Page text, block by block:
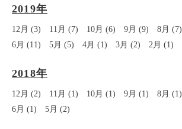
2019年
12月 (3) 11月 (7) 10月 (6) 9月 (9) 8月 (7)
6月 (11)
5月 (5) 4月 (1) 3月 (2) 2月 (1)
2018年
12月 (2) 11月 (1) 10月 (1) 9月 (1) 8月 (1)
6月 (1)
5月 (2)